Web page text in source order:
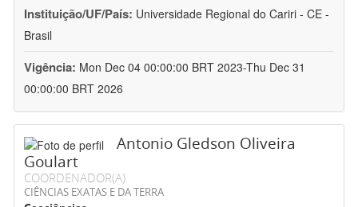
Instituição/UF/País: Universidade Regional do Cariri - CE -
Brasil
Vigência: Mon Dec 04 00:00:00 BRT 2023-Thu Dec 31
00:00:00 BRT 2026
Antonio Gledson Oliveira
Goulart
COORDENADOR(A)
CIÊNCIAS EXATAS E DA TERRA